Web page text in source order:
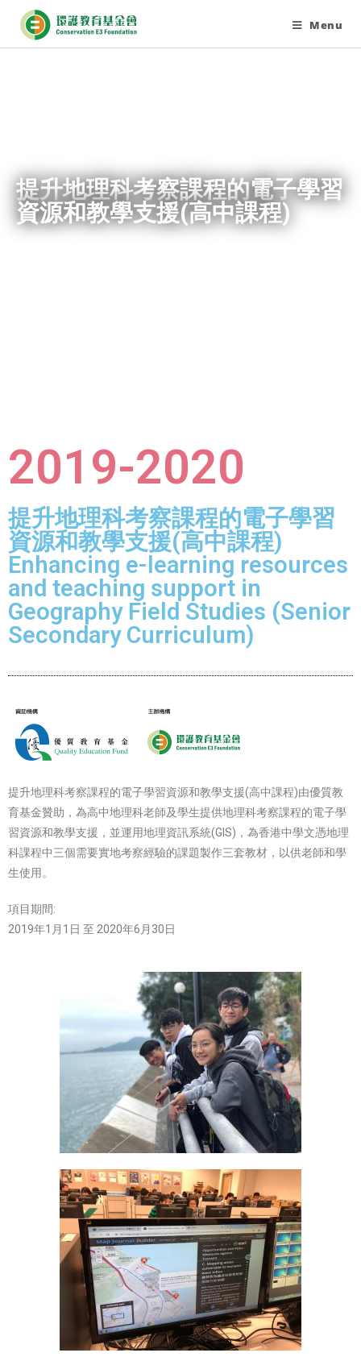
Menu
提升地理科考察課程的電子學習
資源和教學支援(高中課程)
2019-2020
提升地理科考察課程的電子學習
資源和教學支援(高中課程)
Enhancing e-learning resources
and teaching support in
Geography Field Studies (Senior
Secondary Curriculum)
提升地理科考察課程的電子學習資源和教學支援(高中課程)由優質教
育基金贊助，為高中地理科老師及學生提供地理科考察課程的電子學
習資源和教學支援，並運用地理資訊系統(GIS)，為香港中學文憑地理
科課程中三個需要實地考察經驗的課題製作三套教材，以供老師和學
生使用。
項目期間:
2019年1月1日 至 2020年6月30日